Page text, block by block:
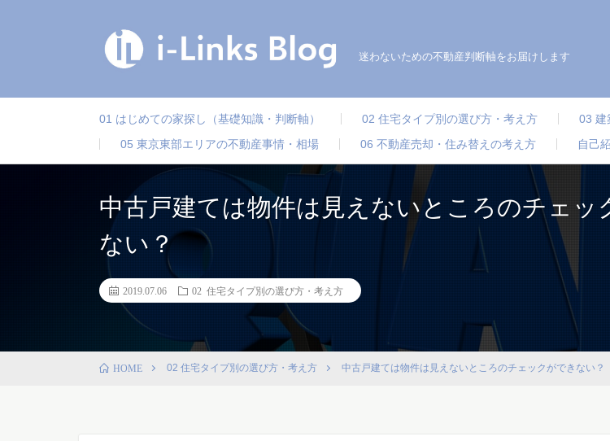
迷わないための不動産判断軸をお届けします
01 はじめての家探し（基礎知識・判断軸） 02 住宅タイプ別の選び方・考え方 03 建
05 東京東部エリアの不動産事情・相場
06 不動産売却・住み替えの考え方 自己
中古戸建ては物件は見えないところのチェッ
ない？
2019.07.06 02 住宅タイプ別の選び方・考え方
HOME 02 住宅タイプ別の選び方・考え方 中古戸建ては物件は見えないところのチェックができない？